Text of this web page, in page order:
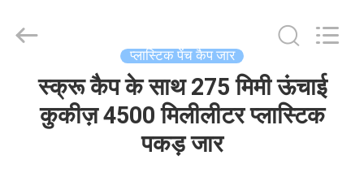
Co.,Ltd..
प्लास्टिक पेंच कैप जार
स्क्रू कैप के साथ 275 मिमी ऊंचाई
कुकीज़ 4500 मिलीलीटर प्लास्टिक
पकड़ जार